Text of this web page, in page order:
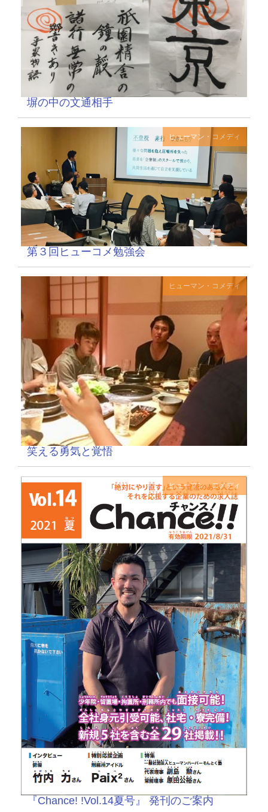
塀の中の文通相手
ヒューマン・コメディ
第３回ヒューコメ勉強会
ヒューマン・コメディ
笑える勇気と覚悟
ヒューマン・コメディ
『Chance! !Vol.14夏号』 発刊のご案内